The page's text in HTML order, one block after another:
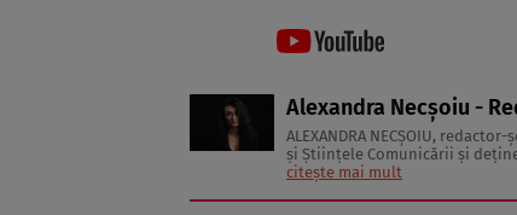
Alexandra Necșoiu -
ALEXANDRA NECŞOIU, redactor-
şi Ştiinţele Comunicării şi deţine
să scrie şi nu se vede făcând
citește mai mult